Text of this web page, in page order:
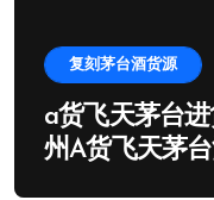
复刻茅台酒货源
a货飞天茅台
州A货飞天茅